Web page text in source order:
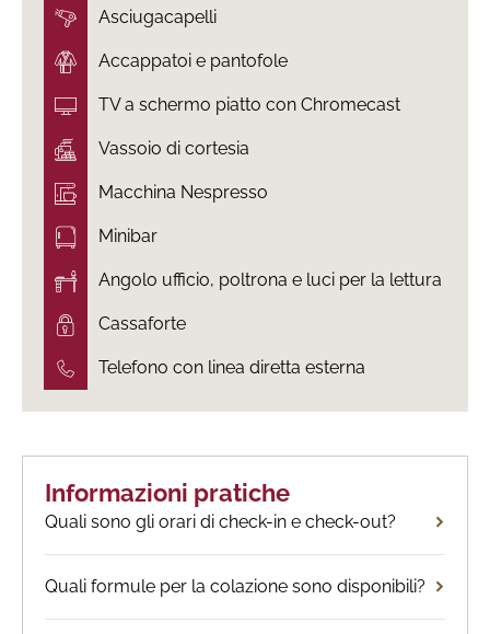
Asciugacapelli
Accappatoi e pantofole
TV a schermo piatto con Chromecast
Vassoio di cortesia
Macchina Nespresso
Minibar
Angolo ufficio, poltrona e luci per la lettura
Cassaforte
Telefono con linea diretta esterna
Informazioni pratiche
Quali sono gli orari di check-in e check-out?
Quali formule per la colazione sono disponibili?